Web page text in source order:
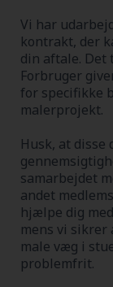
Vi har
kontrakt, der
din aftale.
Forbruger
for specifikke
malerprojekt.
Husk, at
samarbejdet
andet
hjælpe dig
mens vi
male væg i
problemfrit.